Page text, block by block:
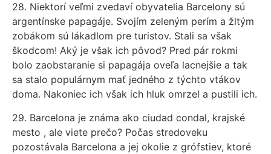
28. Niektorí veľmi zvedaví obyvatelia Barcelony sú
argentínske papagáje. Svojím zeleným perím a žltým
zobákom sú lákadlom pre turistov. Stali sa však
škodcom! Aký je však ich pôvod? Pred pár rokmi
bolo zaobstaranie si papagája oveľa lacnejšie a tak
sa stalo populárnym mať jedného z týchto vtákov
doma. Nakoniec ich však ich hluk omrzel a pustili ich.
29. Barcelona je známa ako ciudad condal, krajské
mesto , ale viete prečo? Počas stredoveku
pozostávala Barcelona a jej okolie z grófstiev, ktoré